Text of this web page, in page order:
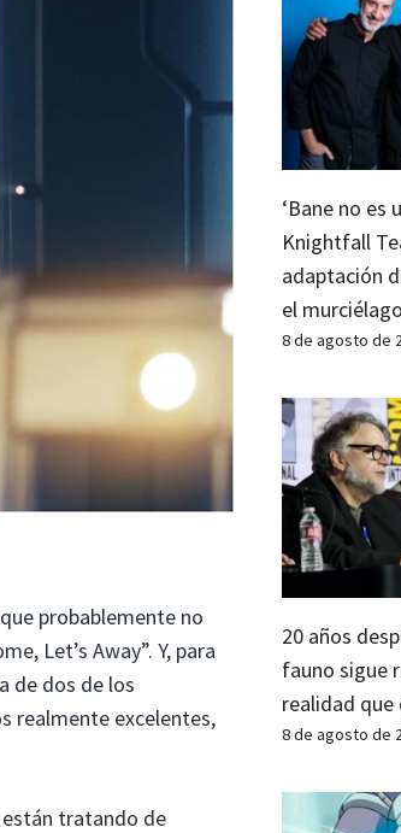
probablemente no
Let’s Away”. Y, para
de dos de los
realmente excelentes,
están tratando de
‘Bane no es
Knightfall
adaptación
el murciélago
8 de agosto de
20 años
fauno sigue
realidad que
8 de agosto de